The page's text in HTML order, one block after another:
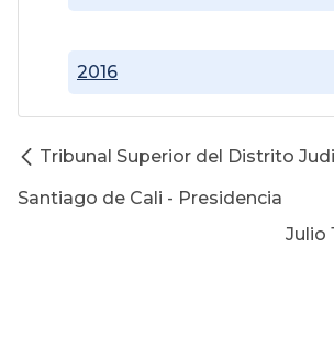
2016
Tribunal Superior del Distrito
Santiago de Cali - Presidencia
Julio